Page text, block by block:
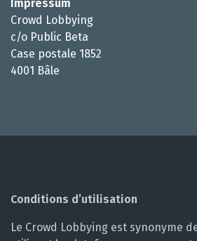
Impressum
Crowd Lobbying
c/o Public Beta
Case postale 1852
4001 Bâle
Conditions d’utilisation
Le Crowd Lobbying est synonyme